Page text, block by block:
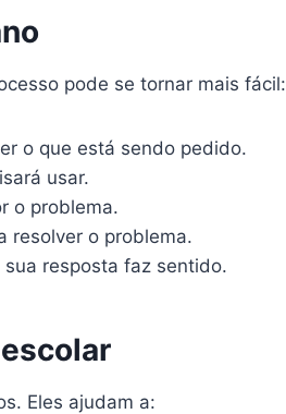
pode se tornar mais fácil:
o que está sendo pedido.
usar.
o problema.
resolver o problema.
resposta faz sentido.
Eles ajudam a: